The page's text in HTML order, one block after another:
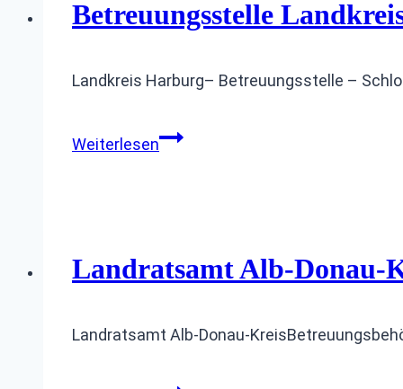
Betreuungsstelle
Landkreis Harburg– Betreuungsstelle –
WeiterlesenBetreuungsstelle
Landratsamt Alb-Donau-
Landratsamt Alb-Donau-